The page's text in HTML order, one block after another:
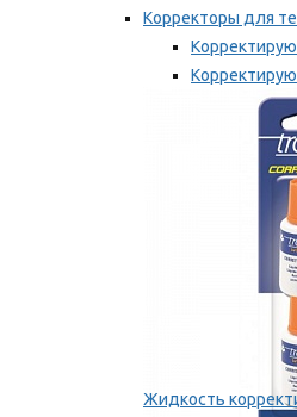
Корректоры для
Мы рекомендуем
Жидкость